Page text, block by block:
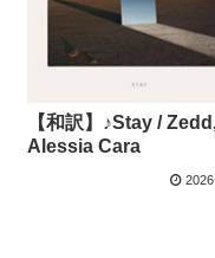
【和訳】♪Stay /
Alessia Cara